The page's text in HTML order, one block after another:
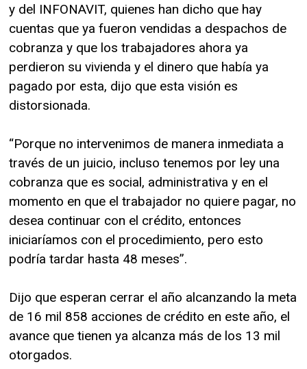
y del INFONAVIT, quienes han dicho que hay
cuentas que ya fueron vendidas a despachos de
cobranza y que los trabajadores ahora ya
perdieron su vivienda y el dinero que había ya
pagado por esta, dijo que esta visión es
distorsionada.
“Porque no intervenimos de manera inmediata a
través de un juicio, incluso tenemos por ley una
cobranza que es social, administrativa y en el
momento en que el trabajador no quiere pagar, no
desea continuar con el crédito, entonces
iniciaríamos con el procedimiento, pero esto
podría tardar hasta 48 meses”.
Dijo que esperan cerrar el año alcanzando la meta
de 16 mil 858 acciones de crédito en este año, el
avance que tienen ya alcanza más de los 13 mil
otorgados.